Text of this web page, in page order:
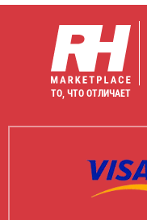
ТО, ЧТО ОТЛИЧАЕТ